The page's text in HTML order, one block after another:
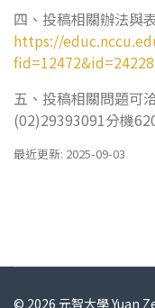
四、投稿相關辦法與
https://
fid=12472&id=24228
五、投稿相關問題可
(02)29393091分機
最近更新: 2025-09-03
© 2026 元智大學 Yuan